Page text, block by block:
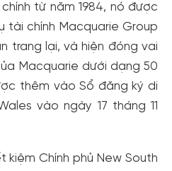
từ năm 1984, nó được
tài chính Macquarie Group
trang lại, và hiện đóng vai
Macquarie dưới dạng 50
thêm vào Sổ đăng ký di
vào ngày 17 tháng 11
kiệm Chính phủ New South